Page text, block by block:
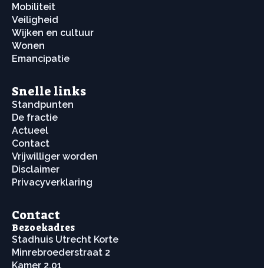
Mobiliteit
Veiligheid
Wijken en cultuur
Wonen
Emancipatie
Snelle links
Standpunten
De fractie
Actueel
Contact
Vrijwilliger worden
Disclaimer
Privacyverklaring
Contact
Bezoekadres
Stadhuis Utrecht Korte
Minrebroederstraat 2
Kamer 2.01